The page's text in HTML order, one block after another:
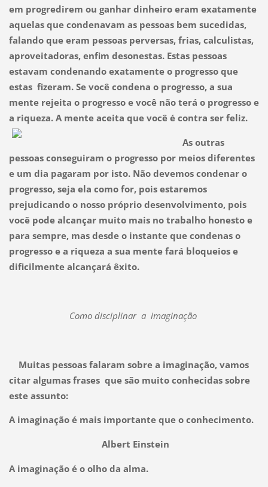
em progredirem ou ganhar dinheiro eram exatamente
aquelas que condenavam as pessoas bem sucedidas,
falando que eram pessoas perversas, frias, calculistas,
aproveitadoras, enfim desonestas. Estas pessoas
estavam condenando exatamente o progresso que
estas fizeram. Se você condena o progresso, a sua
mente rejeita o progresso e você não terá o progresso e
a riqueza. A mente aceita que você é contra ser feliz.
As outras
pessoas conseguiram o progresso por meios diferentes
e um dia pagaram por isto. Não devemos condenar o
progresso, seja ela como for, pois estaremos
prejudicando o nosso próprio desenvolvimento, pois
você pode alcançar muito mais no trabalho honesto e
para sempre, mas desde o instante que condenas o
progresso e a riqueza a sua mente fará bloqueios e
dificilmente alcançará êxito.
Como disciplinar a imaginação
Muitas pessoas falaram sobre a imaginação, vamos
citar algumas frases que são muito conhecidas sobre
este assunto:
A imaginação é mais importante que o conhecimento.
Albert Einstein
A imaginação é o olho da alma.